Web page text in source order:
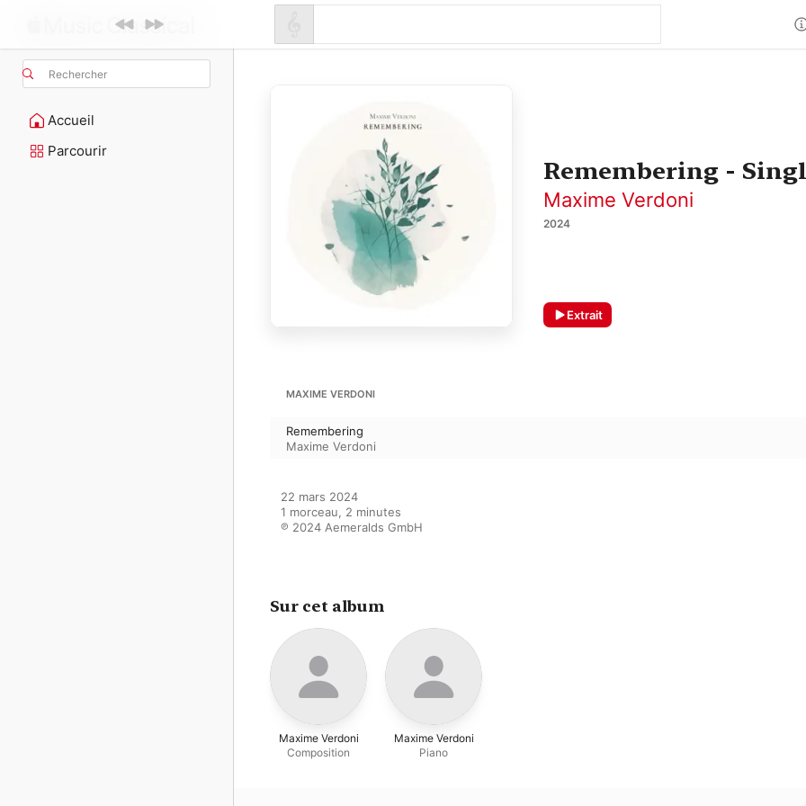
Rechercher
Accueil
Parcourir
Remembering -
Maxime Verdoni
2024
Extrait
MAXIME VERDONI
Remembering
Maxime Verdoni
22 mars 2024
1 morceau, 2 minutes
℗ 2024 Aemeralds GmbH
Sur cet album
Maxime Verdoni
Composition
Maxime Verdoni
Piano